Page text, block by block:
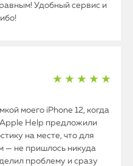
Удобный сервис и
★ ★ ★ ★ ★
моего iPhone 12, когда
Help предложили
на месте, что для
— не пришлось никуда
проблему и сразу